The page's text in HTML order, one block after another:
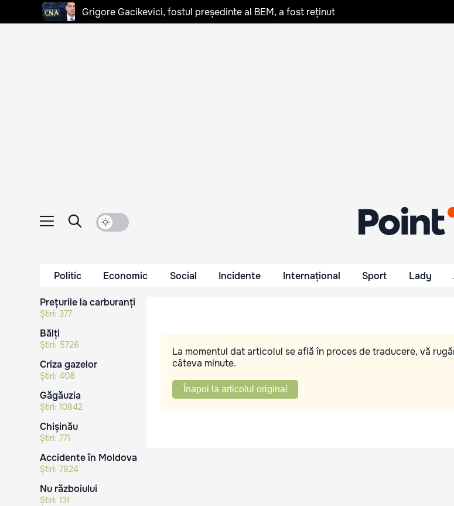
Grigore Gacikevici, fostul președinte al BEM, a fost reținut
Politic Economic Social Incidente Internațional Sport Lady
Prețurile la carburanți
Știri: 377
Bălți
Știri: 5726
Criza gazelor
Știri: 408
Găgăuzia
Știri: 10842
Chișinău
Știri: 771
Accidente în Moldova
Știri: 7824
Nu războiului
Știri: 131
La momentul dat articolul se află în proces de traducere, vă
câteva minute.
Înapoi la articolul original